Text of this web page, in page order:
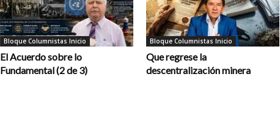
Bloque Columnistas Inicio
El Acuerdo sobre lo
Fundamental (2 de 3)
Bloque Columnistas Inicio
Que regrese la
descentralización minera